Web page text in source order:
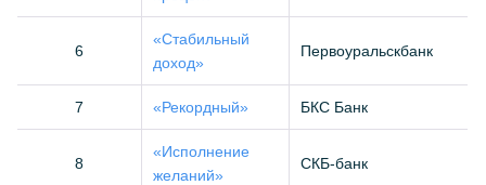
6
«Стабильный
доход»
Первоуральскбанк
7 «Рекордный» БКС Банк
8
«Исполнение
желаний»
СКБ-банк